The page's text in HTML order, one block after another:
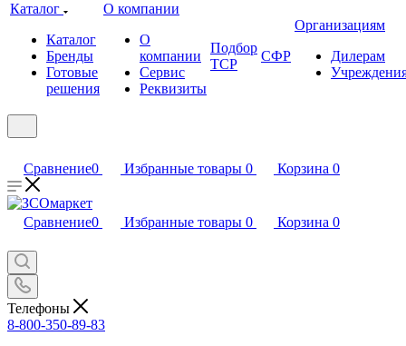
Каталог
Каталог
Бренды
Готовые
решения
О компании
О
компании
Сервис
Реквизиты
Подбор
ТСР
СФР
Организациям
Дилерам
Сравнение0 Избранные товары 0 Корзина 0
Сравнение0 Избранные товары 0 Корзина 0
Телефоны
8-800-350-89-83